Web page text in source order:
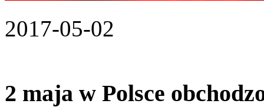
2017-05-02
2 maja w Polsce